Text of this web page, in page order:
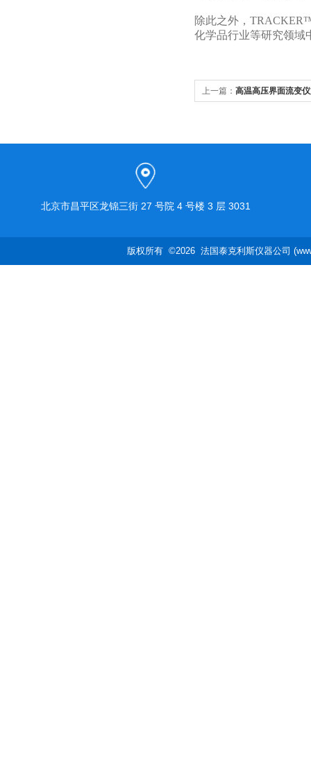
除此之外，
化学品行业等研究领域
上一篇： 高温高压界面流变
北京市昌平区龙锦三街 27 号院 4 号楼 3 层 3031
版权所有 ©2026 法国泰克利斯仪器公司